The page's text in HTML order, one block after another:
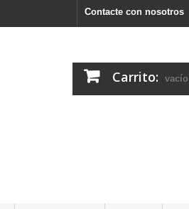
Contacte con nosotros
Carrito: vacío